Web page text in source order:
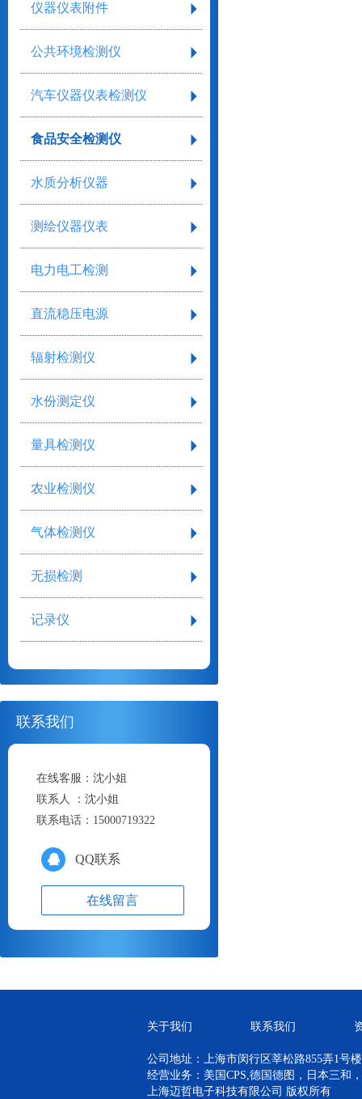
仪器仪表附件
公共环境检测仪
汽车仪器仪表检测仪
食品安全检测仪
水质分析仪器
测绘仪器仪表
电力电工检测
直流稳压电源
辐射检测仪
水份测定仪
量具检测仪
农业检测仪
气体检测仪
无损检测
记录仪
联系我们
在线客服：沈小姐
联系人 ：沈小姐
联系电话： 15000719322
QQ联系
在线留言
关于我们 联系我们
公司地址：上海市闵行区莘松路855弄1号
经营业务：美国CPS,德国德图，日本三和，
上海迈哲电子科技有限公司 版权所有